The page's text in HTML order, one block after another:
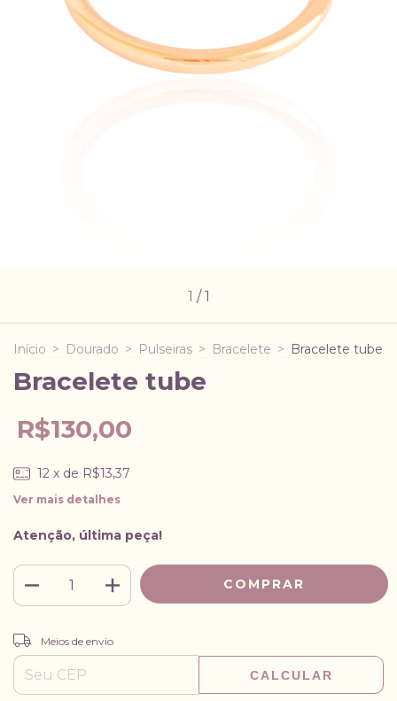
1 /1
Início > Dourado > Pulseiras > Bracelete > Bracelete tube
Bracelete tube
R$130,00
12 x de R$13,37
Ver mais detalhes
Atenção, última peça!
Entregas para o CEP:
Meios de envio
CALCULAR